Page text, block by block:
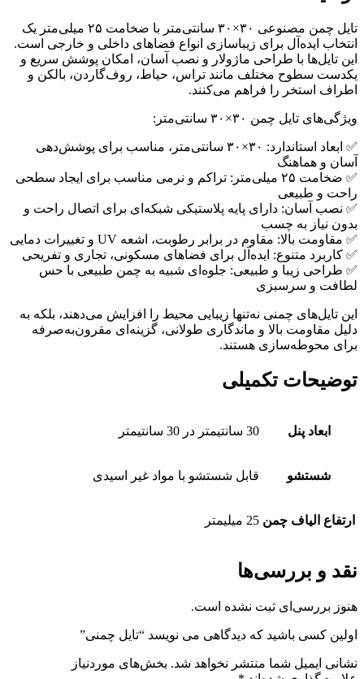
تایل چمن مصنوعی ۳۰×۳۰ سانتی‌متر با ضخامت ۲۵ میلی‌متر یک
انتخاب ایده‌آل برای زیباسازی انواع فضاهای داخلی و خارجی است.
این تایل‌ها با طراحی ماژولار و نصب آسان، امکان پوشش سریع و
یکدست سطوح مختلف مانند تراس، حیاط، روف‌گاردن، بالکن و
اطراف استخر را فراهم می‌کنند.
ویژگی‌های تایل چمن ۳۰×۳۰ سانتی‌متر:
✅ ابعاد استاندارد: ۳۰×۳۰ سانتی‌متر، مناسب برای پوشش‌دهی
آسان و هماهنگ
✅ ضخامت ۲۵ میلی‌متر: تراکم و نرمی مناسب برای ایجاد سطحی
راحت و طبیعی
✅ نصب آسان: دارای پایه پلاستیکی شبکه‌ای برای اتصال راحت و
بدون نیاز به چسب
✅ مقاومت بالا: مقاوم در برابر رطوبت، اشعه UV و تغییرات دمایی
✅ کاربرد متنوع: ایده‌آل برای فضاهای مسکونی، تجاری و تفریحی
✅ طراحی زیبا و طبیعی: جلوه‌ای شبیه به چمن طبیعی با حس
لطافت و سرسبزی
این تایل‌های چمنی نه‌تنها زیبایی محیط را افزایش می‌دهند، بلکه به
دلیل مقاومت بالا و ماندگاری طولانی، گزینه‌ای مقرون‌به‌صرفه
برای محوطه‌سازی هستند.
توضیحات تکمیلی
ابعاد پنل 30 سانتیمتر در 30 سانتیمتر
شستشو قابل شستشو با مواد غیر اسیدی
ارتفاع الیاف چمن 25 میلیمتر
نقد و بررسی‌ها
هنوز بررسی‌ای ثبت نشده است.
اولین کسی باشید که دیدگاهی می نویسد “تایل چمنی”
نشانی ایمیل شما منتشر نخواهد شد. بخش‌های موردنیاز